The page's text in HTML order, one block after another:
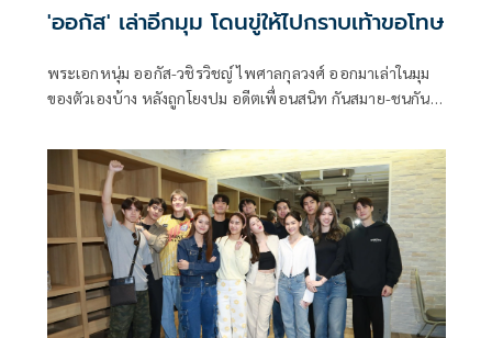
'ออกัส' เล่าอีกมุม โดนขู่ให้ไปกราบเท้าขอโทษ
พระเอกหนุ่ม ออกัส-วชิรวิชญ์ ไพศาลกุลวงศ์ ออกมาเล่าในมุม
ของตัวเองบ้าง หลังถูกโยงปม อดีตเพื่อนสนิท กันสมาย-ชนกันต์
พร้อมเผยอยากเคลียร์เพื่อจบปัญหา แต่อีกฝ่ายยื่นข้อเสนอให้
ไปกราบเท้าขอโทษ